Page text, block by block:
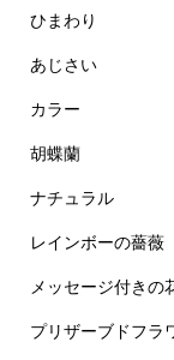
ひまわり
あじさい
カラー
胡蝶蘭
ナチュラル
レインボーの薔薇
メッセージ付きの
プリザーブドフラ